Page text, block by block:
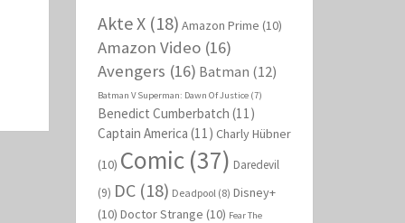
Akte X(18) Amazon Prime (10)
Amazon Video(16)
Avengers (16) Batman (12)
Batman V Superman: Dawn Of Justice(7)
Benedict Cumberbatch (11)
Captain America (11) Charly Hübner
(10) Comic(37) Daredevil
(9) DC(18) Deadpool(8) Disney+
(10) Doctor Strange (10) Fear The